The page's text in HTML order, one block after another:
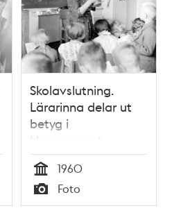
Skolavslutning.
Lärarinna delar ut
betyg i
klassrummet.
Enskedefältets skola
Tid
1960
Typ
Foto